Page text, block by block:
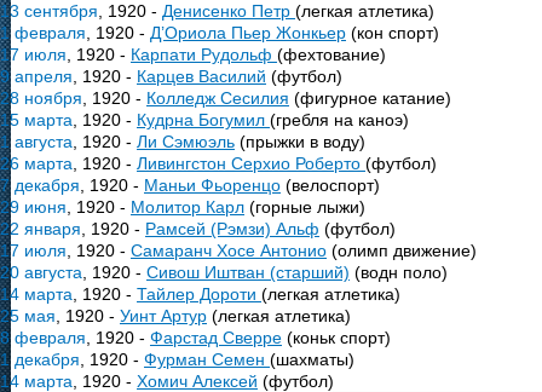
13 сентября , 1920 - Денисенко Петр (легкая атлетика)
1 февраля , 1920 - Д’Ориола Пьер Жонкьер (кон спорт)
17 июля , 1920 - Карпати Рудольф (фехтование)
9 апреля , 1920 - Карцев Василий (футбол)
28 ноября , 1920 - Колледж Сесилия (фигурное катание)
15 марта , 1920 - Кудрна Богумил (гребля на каноэ)
1 августа , 1920 - Ли Сэмюэль (прыжки в воду)
26 марта , 1920 - Ливингстон Серхио Роберто (футбол)
7 декабря , 1920 - Маньи Фьоренцо (велоспорт)
29 июня , 1920 - Молитор Карл (горные лыжи)
22 января , 1920 - Рамсей (Рэмзи) Альф (футбол)
17 июля , 1920 - Самаранч Хосе Антонио (олимп движение)
20 августа , 1920 - Сивош Иштван (старший) (водн поло)
14 марта , 1920 - Тайлер Дороти (легкая атлетика)
25 мая , 1920 - Уинт Артур (легкая атлетика)
8 февраля , 1920 - Фарстад Сверре (коньк спорт)
1 декабря , 1920 - Фурман Семен (шахматы)
14 марта , 1920 - Хомич Алексей (футбол)